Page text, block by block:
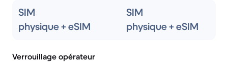
SIM
physique + eSIM
SIM
physique + eSIM
Verrouillage opérateur